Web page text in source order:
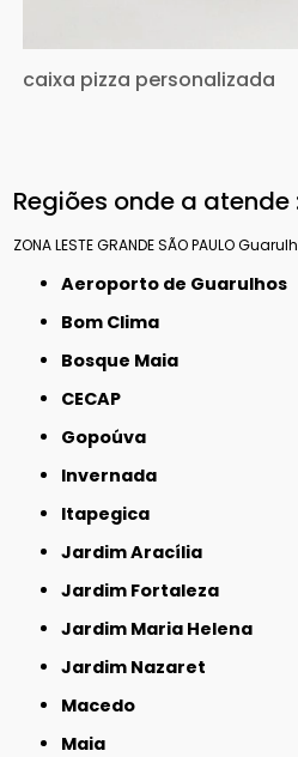
caixa pizza personalizada
Regiões onde a atende
ZONA LESTEGRANDE SÃO PAULO
Aeroporto de Guarulhos
Bom Clima
Bosque Maia
CECAP
Gopoúva
Invernada
Itapegica
Jardim Aracília
Jardim Fortaleza
Jardim Maria Helena
Jardim Nazaret
Macedo
Maia